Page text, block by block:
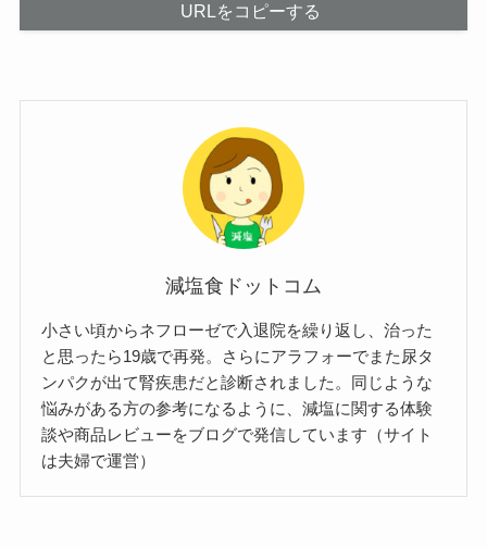
URLをコピーする
減塩食ドットコム
小さい頃からネフローゼで入退院を繰り返し、治った
と思ったら19歳で再発。さらにアラフォーでまた尿タ
ンパクが出て腎疾患だと診断されました。同じような
悩みがある方の参考になるように、減塩に関する体験
談や商品レビューをブログで発信しています（サイト
は夫婦で運営）